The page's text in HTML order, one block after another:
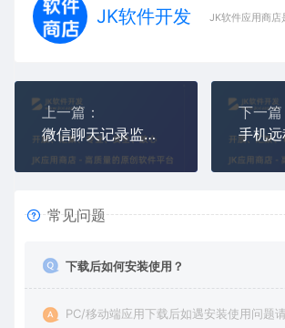
JK软件开发 JK软件应用商店
上一篇：
微信聊天记录监控怎么监控（苹果安卓手机微信聊天记录监控软件）
下一篇
常见问题
下载后如何安装使用？
PC/移动端应用下载后如遇安装使用问题